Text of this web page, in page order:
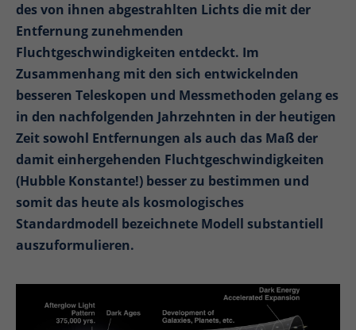
des von ihnen abgestrahlten Lichts die mit der
Entfernung zunehmenden
Fluchtgeschwindigkeiten entdeckt. Im
Zusammenhang mit den sich entwickelnden
besseren Teleskopen und Messmethoden gelang es
in den nachfolgenden Jahrzehnten in der heutigen
Zeit sowohl Entfernungen als auch das Maß der
damit einhergehenden Fluchtgeschwindigkeiten
(Hubble Konstante!) besser zu bestimmen und
somit das heute als kosmologisches
Standardmodell bezeichnete Modell substantiell
auszuformulieren.